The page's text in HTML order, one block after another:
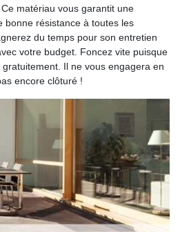
matériau vous garantit une
bonne résistance à toutes les
du temps pour son entretien
votre budget. Foncez vite puisque
Il ne vous engagera en
encore clôturé !